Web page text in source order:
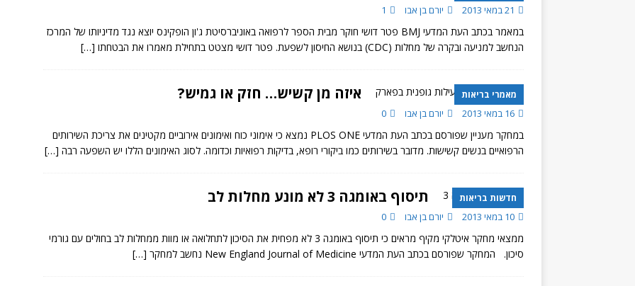
21 במאי 2013 יורם בן אבו 1
במאמר בכתב העת המדעי BMJ פטר דושי חוקר מבית הספר לרפואה באוניברסיטת ג'ון הופקינס יוצא נגד מדיניותו של המרכז
הנחשב למניעה ובקרה של מחלות (CDC) בנושא החיסון לשפעת. פטר דושי מצטט בתחילת מאמרו את הבטחתו
[…]
מאמרי בריאות איזה מן קשיש… חזק או גמיש?
16 במאי 2013 יורם בן אבו 0
במחקר מעניין שפורסם בכתב העת המדעי PLOS ONE נמצא כי אימוני כוח ואימונים אירוביים מקטינים את צריכת השירותים
הרפואיים בנשים קשישות. מדובר בשירותים כמו ביקורי רופא, בדיקות רפואיות וכדומה. לסוג האימונים הללו יש השפעה רבה […]
חדשות בריאות תיסוף באומגה 3 לא מונע מחלות לב
10 במאי 2013 יורם בן אבו 0
ממצאי מחקר איטלקי מקיף מראים כי תיסוף באומגה 3 לא מפחית את הסיכון לתחלואה או מוות ממחלות לב בחולים עם גורמי
סיכון. המחקר שפורסם בכתב העת המדעי New England Journal of Medicine נחשב למחקר
[…]